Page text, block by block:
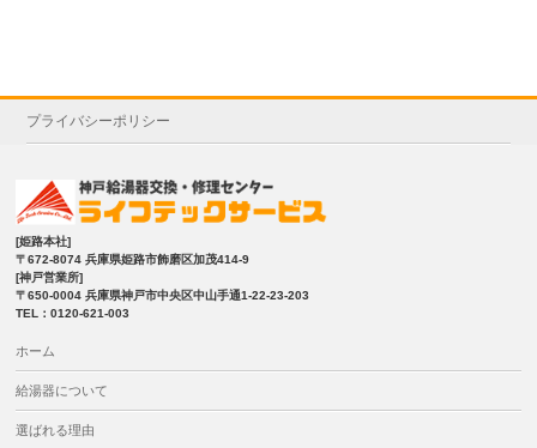
プライバシーポリシー
[姫路本社]
〒672-8074 兵庫県姫路市飾磨区加茂414-9
[神戸営業所]
〒650-0004 兵庫県神戸市中央区中山手通1-22-23-203
TEL：0120-621-003
ホーム
給湯器について
選ばれる理由